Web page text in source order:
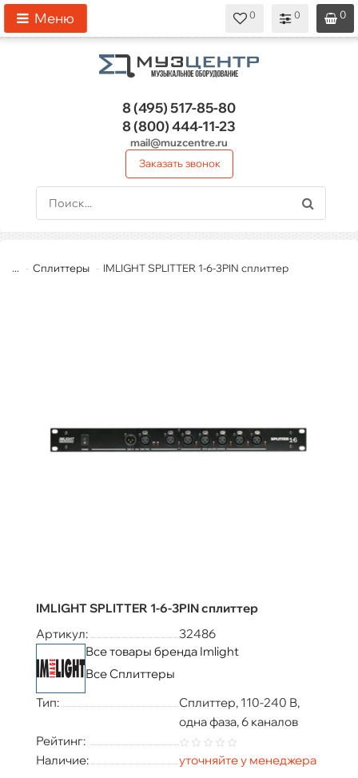
0
0
0
Меню
8 (495)517-85-80
8 (800)444-11-23
mail@muzcentre.ru
Заказать звонок
... Сплиттеры IMLIGHT SPLITTER 1-6-3PIN сплиттер
IMLIGHT SPLITTER 1-6-3PIN сплиттер
Артикул:
32486
Все товары бренда Imlight
Все Сплиттеры
Тип:
Сплиттер, 110-240 В,
одна фаза, 6 каналов
Рейтинг:
Наличие:
уточняйте у менеджера